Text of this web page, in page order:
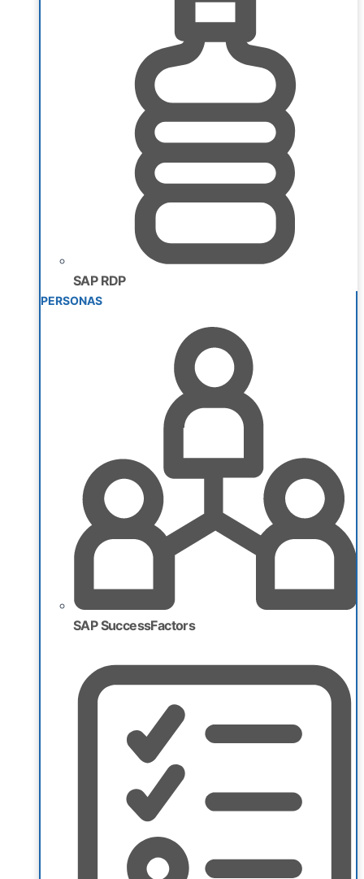
SAP RDP
PERSONAS
SAP SuccessFactors